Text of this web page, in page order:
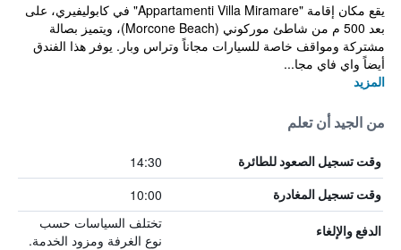
يقع مكان إقامة "Appartamenti Villa Miramare" في كابوليفيري، على
بعد 500 م من شاطئ موركوني (Morcone Beach)، ويتميز بصالة
مشتركة ومواقف خاصة للسيارات مجاناً وتراس وبار. يوفر هذا الفندق
أيضاً واي فاي مجا...
المزيد
من الجيد أن تعلم
وقت تسجيل الصعود للطائرة 14:30
وقت تسجيل المغادرة 10:00
الدفع والإلغاء
تختلف السياسات حسب
نوع الغرفة ومزود الخدمة.